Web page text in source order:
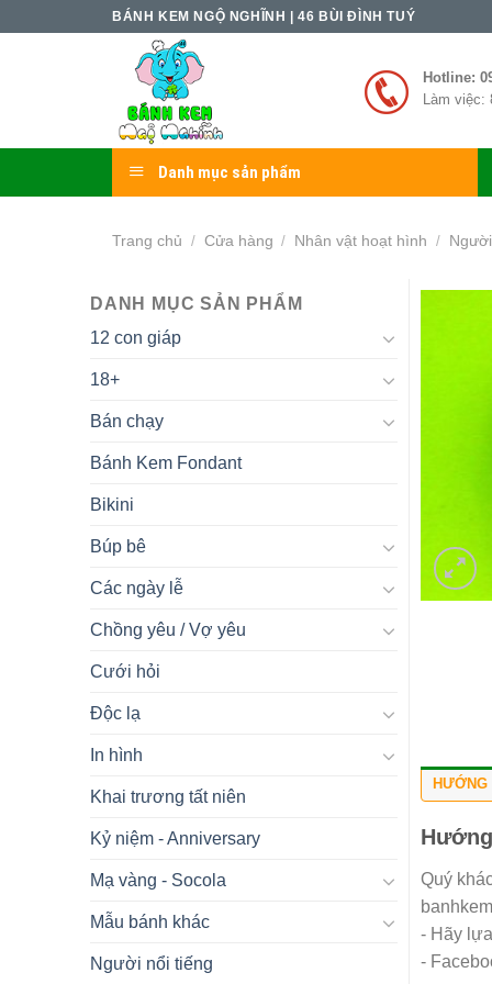
BÁNH KEM NGỘ NGHĨNH | 46 BÙI ĐÌNH TUÝ
Hotline:
Làm việc:
Danh mục sản phẩm
Trang chủ / Cửa hàng / Nhân vật hoạt hình /
DANH MỤC SẢN PHẨM
12 con giáp
18+
Bán chạy
Bánh Kem Fondant
Bikini
Búp bê
Các ngày lễ
Chồng yêu / Vợ yêu
Cưới hỏi
Độc lạ
In hình
Khai trương tất niên
Kỷ niệm - Anniversary
Mạ vàng - Socola
Mẫu bánh khác
Người nổi tiếng
HƯỚNG
Quý
- Hãy
-